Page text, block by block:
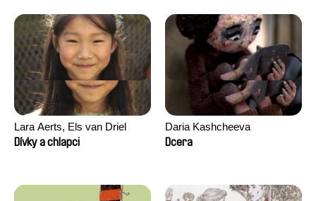
Lara Aerts, Els van Driel
Dívky a chlapci
Daria Kashcheeva
Dcera